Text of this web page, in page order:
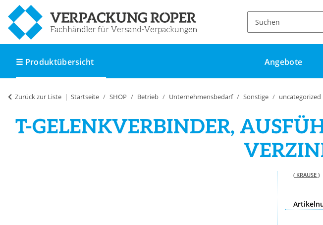
☰ Produktübersicht Angebote
Zurück zur Liste Startseite SHOP Betrieb Unternehmensbedarf Sonstige uncategorized
T-GELENKVERBINDER,
( KRAUSE )